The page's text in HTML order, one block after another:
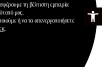
Ανοίξτε
τη βέλτιστη εμπειρία
μας.
ή να τα απενεργοποιήσετε
.